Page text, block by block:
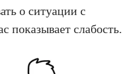
о ситуации с
показывает слабость.